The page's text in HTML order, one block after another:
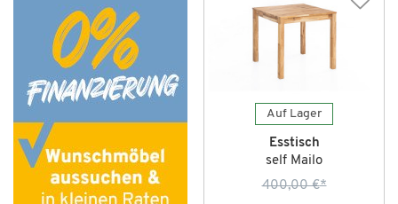
Auf Lager
Esstisch
self Mailo
400,00 €*